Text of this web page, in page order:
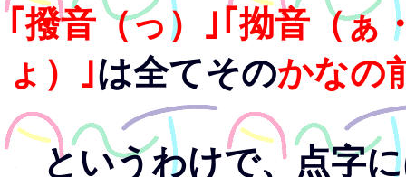
｢撥音（っ）｣｢拗音（ぁ
ょ）｣は全てそのかなの
というわけで、点字